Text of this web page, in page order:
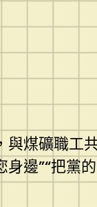
煤礦職工
邊”“把黨